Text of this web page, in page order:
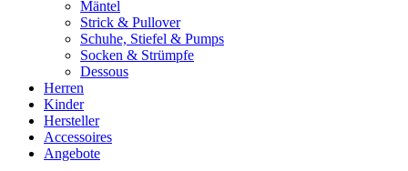
Mäntel
Strick & Pullover
Schuhe, Stiefel & Pumps
Socken & Strümpfe
Dessous
Herren
Kinder
Hersteller
Accessoires
Angebote